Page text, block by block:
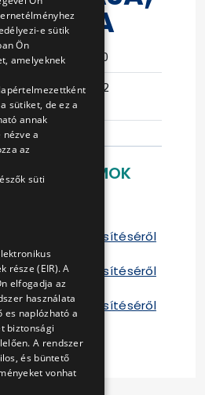
15/T-281/10
2017-06-02
13:05:48
szerződés teljesítéséről
szerződés teljesítéséről
szerződés teljesítéséről
e sütik
Ön
amelyeknek
sütiket, de ez a
annak
a
az
süti
része (EIR). A
elfogadja az
használata
es naplózható a
biztonsági
A rendszer
és büntető
vonhat